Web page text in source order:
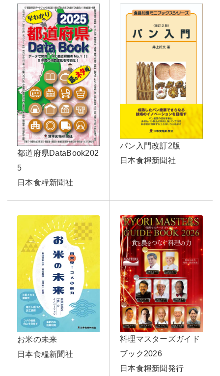
都道府県DataBook202
5
日本食糧新聞社
パン入門改訂2版
日本食糧新聞社
お米の未来
日本食糧新聞社
料理マスターズガイド
ブック2026
日本食糧新聞発行